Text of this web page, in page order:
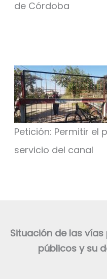
de Córdoba
Petición: Permitir el
servicio del canal
Situación de las
públicos y su